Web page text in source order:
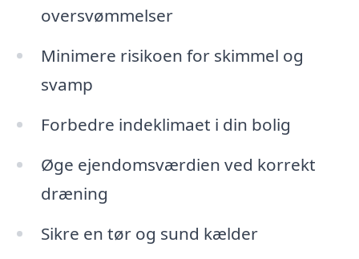
oversvømmelser
Minimere risikoen for skimmel og
svamp
Forbedre indeklimaet i din bolig
Øge ejendomsværdien ved korrekt
dræning
Sikre en tør og sund kælder